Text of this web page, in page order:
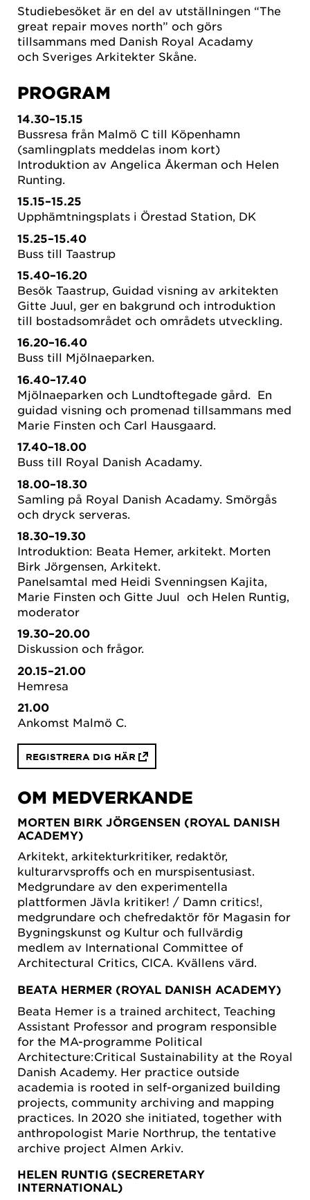
Studiebesöket är en del av utställningen “The
great repair moves north” och görs
tillsammans med Danish Royal Acadamy
och Sveriges Arkitekter Skåne.
PROGRAM
14.30–15.15
Bussresa från Malmö C till Köpenhamn
(samlingplats meddelas inom kort)
Introduktion av Angelica Åkerman och Helen
Runting.
15.15–15.25
Upphämtningsplats i Örestad Station, DK
15.25–15.40
Buss till Taastrup
15.40–16.20
Besök Taastrup, Guidad visning av arkitekten
Gitte Juul, ger en bakgrund och introduktion
till bostadsområdet och områdets utveckling.
16.20–16.40
Buss till Mjölnaeparken.
16.40–17.40
Mjölnaeparken och Lundtoftegade gård. En
guidad visning och promenad tillsammans med
Marie Finsten och Carl Hausgaard.
17.40–18.00
Buss till Royal Danish Acadamy.
18.00–18.30
Samling på Royal Danish Acadamy. Smörgås
och dryck serveras.
18.30–19.30
Introduktion: Beata Hemer, arkitekt. Morten
Birk Jörgensen, Arkitekt.
Panelsamtal med Heidi Svenningsen Kajita,
Marie Finsten och Gitte Juul och Helen Runtig,
moderator
19.30–20.00
Diskussion och frågor.
20.15–21.00
Hemresa
21.00
Ankomst Malmö C.
REGISTRERA DIG HÄR
OM MEDVERKANDE
MORTEN BIRK JÖRGENSEN (ROYAL DANISH
ACADEMY)
Arkitekt, arkitekturkritiker, redaktör,
kulturarvsproffs och en murspisentusiast.
Medgrundare av den experimentella
plattformen Jävla kritiker! / Damn critics!,
medgrundare och chefredaktör för Magasin for
Bygningskunst og Kultur och fullvärdig
medlem av International Committee of
Architectural Critics, CICA. Kvällens värd.
BEATA HERMER (ROYAL DANISH ACADEMY)
Beata Hemer is a trained architect, Teaching
Assistant Professor and program responsible
for the MA-programme Political
Architecture:Critical Sustainability at the Royal
Danish Academy. Her practice outside
academia is rooted in self-organized building
projects, community archiving and mapping
practices. In 2020 she initiated, together with
anthropologist Marie Northrup, the tentative
archive project Almen Arkiv.
HELEN RUNTIG (SECRERETARY
INTERNATIONAL)